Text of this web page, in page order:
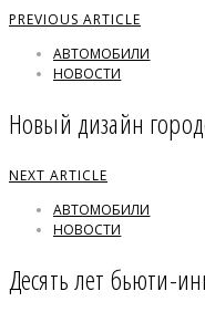
PREVIOUS ARTICLE
АВТОМОБИЛИ
НОВОСТИ
Новый дизайн
NEXT ARTICLE
АВТОМОБИЛИ
НОВОСТИ
Десять лет бьюти-